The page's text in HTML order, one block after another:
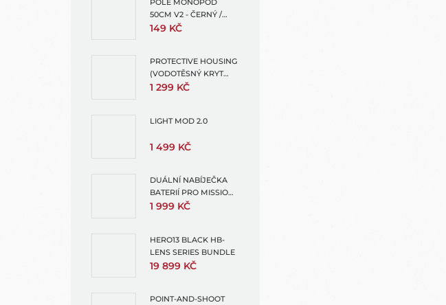
50CM V2 - ČERNÝ /
MODRÁ PRO GOPRO -
149 KČ
PROTECTIVE HOUSING
(VODOTĚSNÝ KRYT
PRO MISSION 1 PRO +
1 299 KČ
LIGHT MOD 2.0
1 499 KČ
DUÁLNÍ NABÍJEČKA
BATERIÍ PRO MISSION 1
A HERO13 (ENDURO 2
1 999 KČ
HERO13 BLACK HB-
LENS SERIES BUNDLE
19 899 KČ
POINT-AND-SHOOT